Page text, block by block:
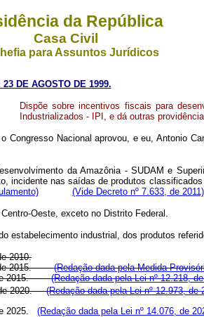
da República
Casa Civil
para Assuntos Jurídicos
DE AGOSTO DE 1999.
Dispõe sobre incentivos fiscais para
Industrializados - IPI, e dá outras
Congresso Nacional aprovou, e eu, Antonio
da Amazônia - SUDAM e
nas saídas de produtos
(Vide Decreto nº 7.633, de 2011)
Oeste, exceto no Distrito Federal.
estabelecimento industrial, dos produtos
2010.
de 2015.(Redação dada pela Medida
2015.
(Redação dada pela Lei nº 12.218,
de 2020.(Redação dada pela Lei nº 12.973, de
2025. (Redação dada pela Lei nº 14.076, de